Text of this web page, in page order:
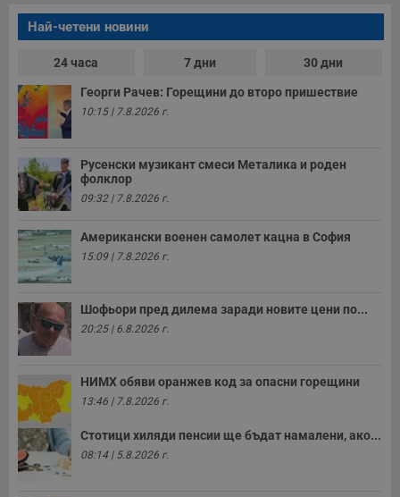
Най-четени новини
24 часа 7 дни 30 дни
Георги Рачев: Горещини до второ пришествие
10:15 | 7.8.2026 г.
Русенски музикант смеси Металика и роден
фолклор
09:32 | 7.8.2026 г.
Американски военен самолет кацна в София
15:09 | 7.8.2026 г.
Шофьори пред дилема заради новите цени по...
20:25 | 6.8.2026 г.
НИМХ обяви оранжев код за опасни горещини
13:46 | 7.8.2026 г.
Стотици хиляди пенсии ще бъдат намалени, ако...
08:14 | 5.8.2026 г.